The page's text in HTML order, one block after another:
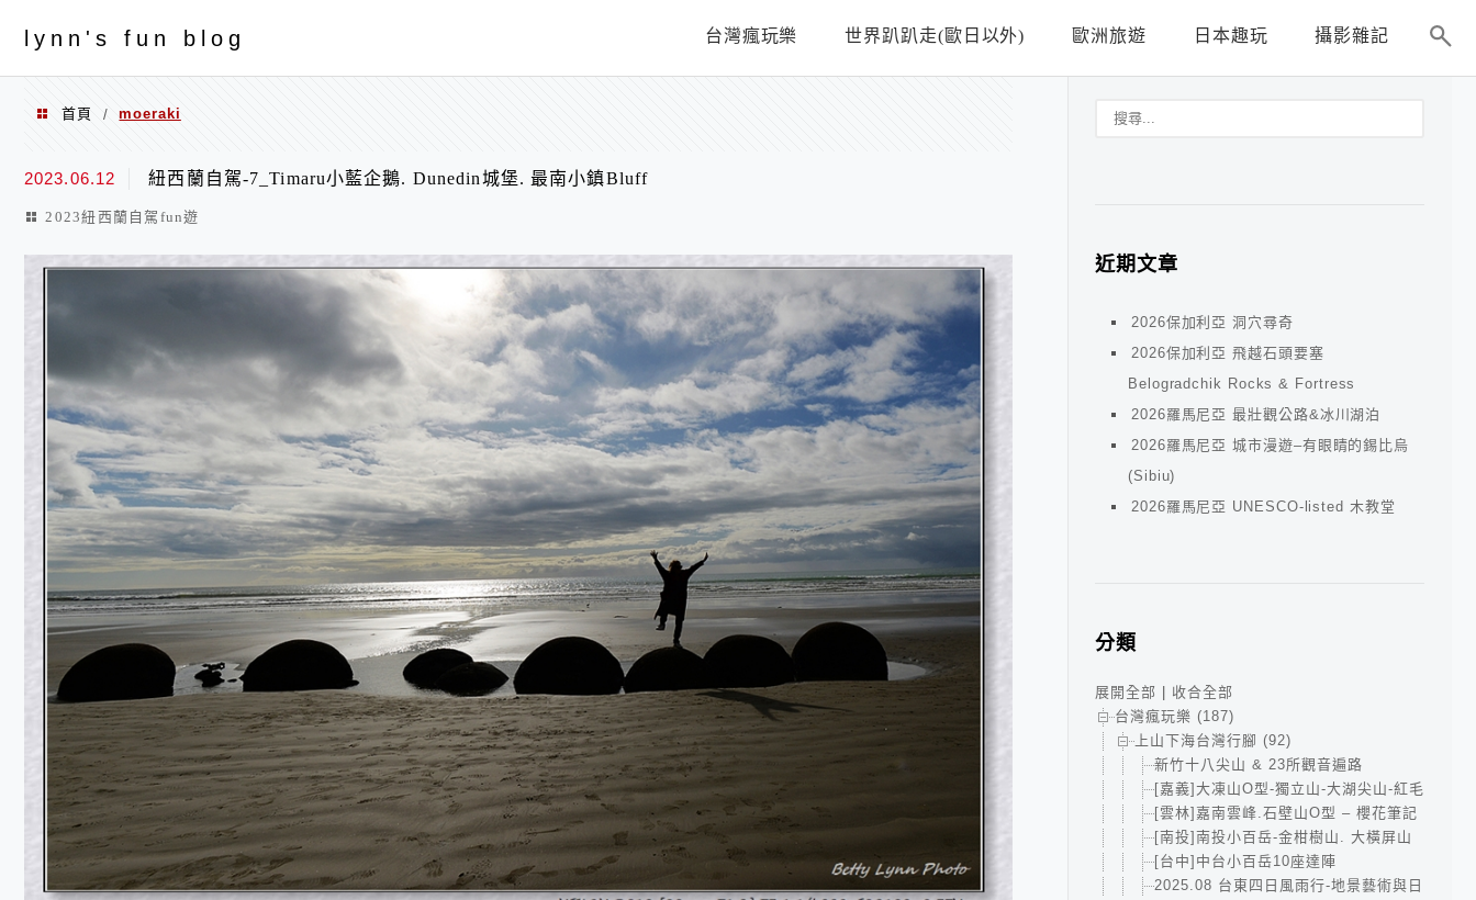
ly nn's fun blog 台灣瘋玩樂 世界趴趴走(歐日以外) 歐洲旅遊 日本趣玩 攝影雜記
首頁 / moeraki
moeraki
2023.06.12 紐西蘭自駕-7_Timaru小藍企鵝. Dunedin城堡. 最南小鎮Bluff
2023紐西蘭自駕fun遊
近期文章
2026保加利亞 洞穴尋奇
2026保加利亞 飛越石頭要塞
Belogradchik Rocks & Fortress
2026羅馬尼亞 最壯觀公路&冰川湖泊
2026羅馬尼亞 城市漫遊–有眼睛的錫比烏
(Sibiu)
2026羅馬尼亞 UNESCO-listed 木教堂
分類
展開全部
收合全部
台灣瘋玩樂 (187)
上山下海台灣行腳 (92)
新竹十八尖山 & 23所觀音遍路
[嘉義]大凍山O型-獨立山-大湖尖山-紅毛埤山小
[雲林]嘉南雲峰.石壁山O型 – 櫻花筆記
[南投]南投小百岳-金柑樹山. 大橫屏山
[台中]中台小百岳10座達陣
2025.08 台東四日風雨行-地景藝術與日出的小